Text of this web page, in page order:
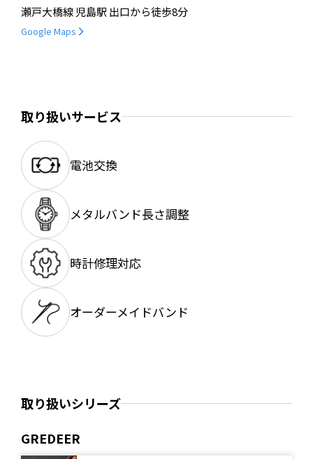
瀬戸大橋線 児島駅 出口から徒歩8分
Google Maps
取り扱いサービス
電池交換
メタルバンド長さ調整
時計修理対応
オーダーメイドバンド
取り扱いシリーズ
GREDEER